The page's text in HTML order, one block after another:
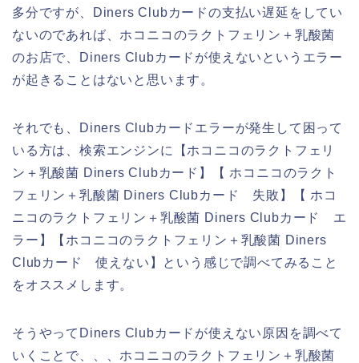
多分ですが、Diners Clubカードの支払い遅延をしてい
ないのであれば、ホコニコのラクトフェリン＋乳酸菌
のお店で、Diners Clubカードが使えないというエラー
が起きることはないと思います。
それでも、Diners Clubカードエラーが発生して困って
いる方は、検索エンジンに【ホコニコのラクトフェリ
ン＋乳酸菌 Diners Clubカード】【 ホコニコのラクト
フェリン＋乳酸菌 Diners Clubカード 失敗】【 ホコ
ニコのラクトフェリン＋乳酸菌 Diners Clubカード エ
ラー】【ホコニコのラクトフェリン＋乳酸菌 Diners
Clubカード 使えない】という感じで調べてみること
をオススメします。
そうやってDiners Clubカードが使えない原因を調べて
いくことで、、、ホコニコのラクトフェリン＋乳酸菌